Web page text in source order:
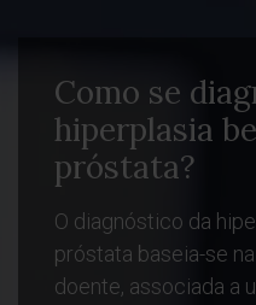
Como se
hiperplasia
próstata?
O diagnóstico da
próstata baseia-se
doente, associada a